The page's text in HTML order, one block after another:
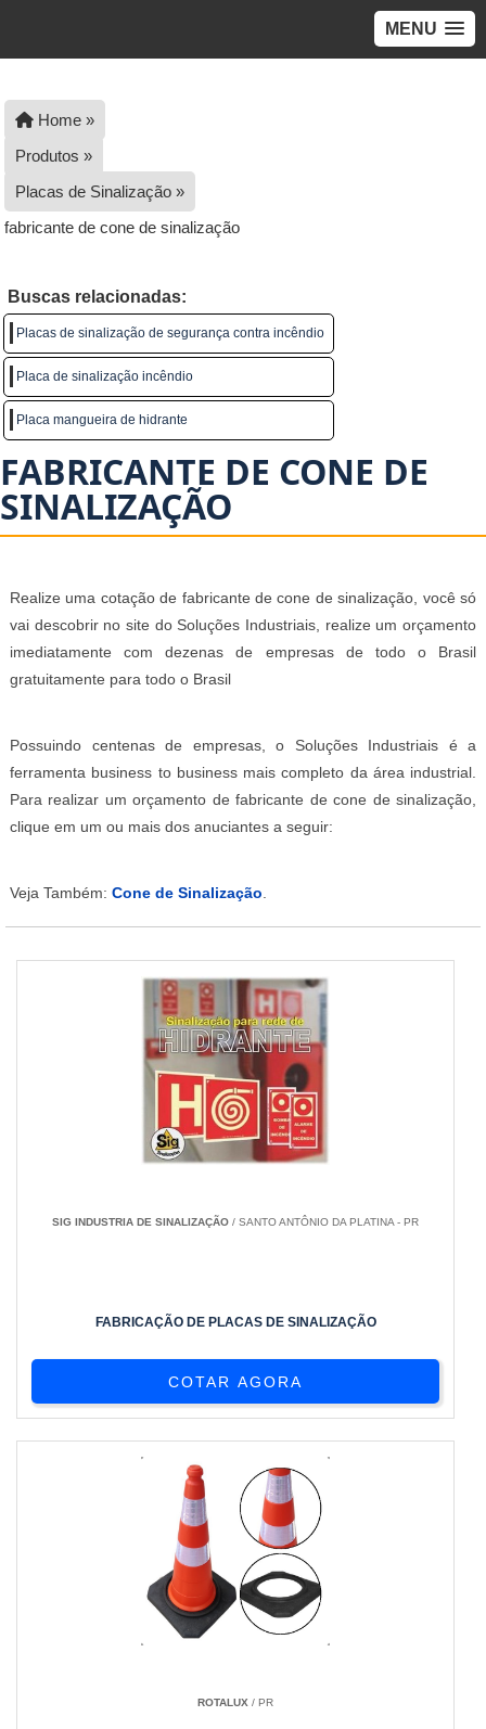
MENU
Home »
Produtos »
Placas de Sinalização »
fabricante de cone de sinalização
Buscas relacionadas:
Placas de sinalização de segurança contra incêndio
Placa de sinalização incêndio
Placa mangueira de hidrante
FABRICANTE DE CONE DE
SINALIZAÇÃO
Realize uma cotação de fabricante de cone de sinalização, você só
vai descobrir no site do Soluções Industriais, realize um orçamento
imediatamente com dezenas de empresas de todo o Brasil
gratuitamente para todo o Brasil
Possuindo centenas de empresas, o Soluções Industriais é a
ferramenta business to business mais completo da área industrial.
Para realizar um orçamento de fabricante de cone de sinalização,
clique em um ou mais dos anuciantes a seguir:
Veja Também: Cone de Sinalização.
SIG INDUSTRIA DE SINALIZAÇÃO / SANTO ANTÔNIO DA PLATINA - PR
FABRICAÇÃO DE PLACAS DE SINALIZAÇÃO
COTAR AGORA
ROTALUX / PR